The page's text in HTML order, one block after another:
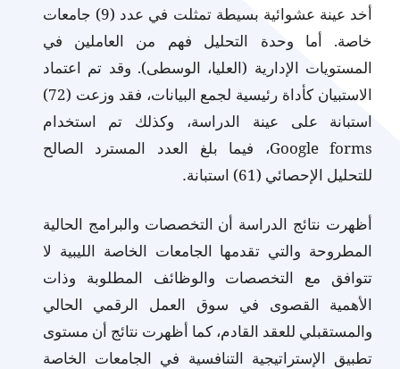
أخد عينة عشوائية بسيطة تمثلت في عدد (9) جامعات
خاصة. أما وحدة التحليل فهم من العاملين في
المستويات الإدارية (العليا، الوسطى). وقد تم اعتماد
الاستبيان كأداة رئيسية لجمع البيانات، فقد وزعت (72)
استبانة على عينة الدراسة، وكذلك تم استخدام
Google forms، فيما بلغ العدد المسترد الصالح
للتحليل الإحصائي (61) استبانة
.
أظهرت نتائج الدراسة أن التخصصات والبرامج الحالية
المطروحة والتي تقدمها الجامعات الخاصة الليبية لا
تتوافق مع التخصصات والوظائف المطلوبة وذات
الأهمية القصوى في سوق العمل الرقمي الحالي
والمستقبلي للعقد القادم، كما أظهرت نتائج أن مستوى
تطبيق الإستراتيجية التنافسية في الجامعات الخاصة